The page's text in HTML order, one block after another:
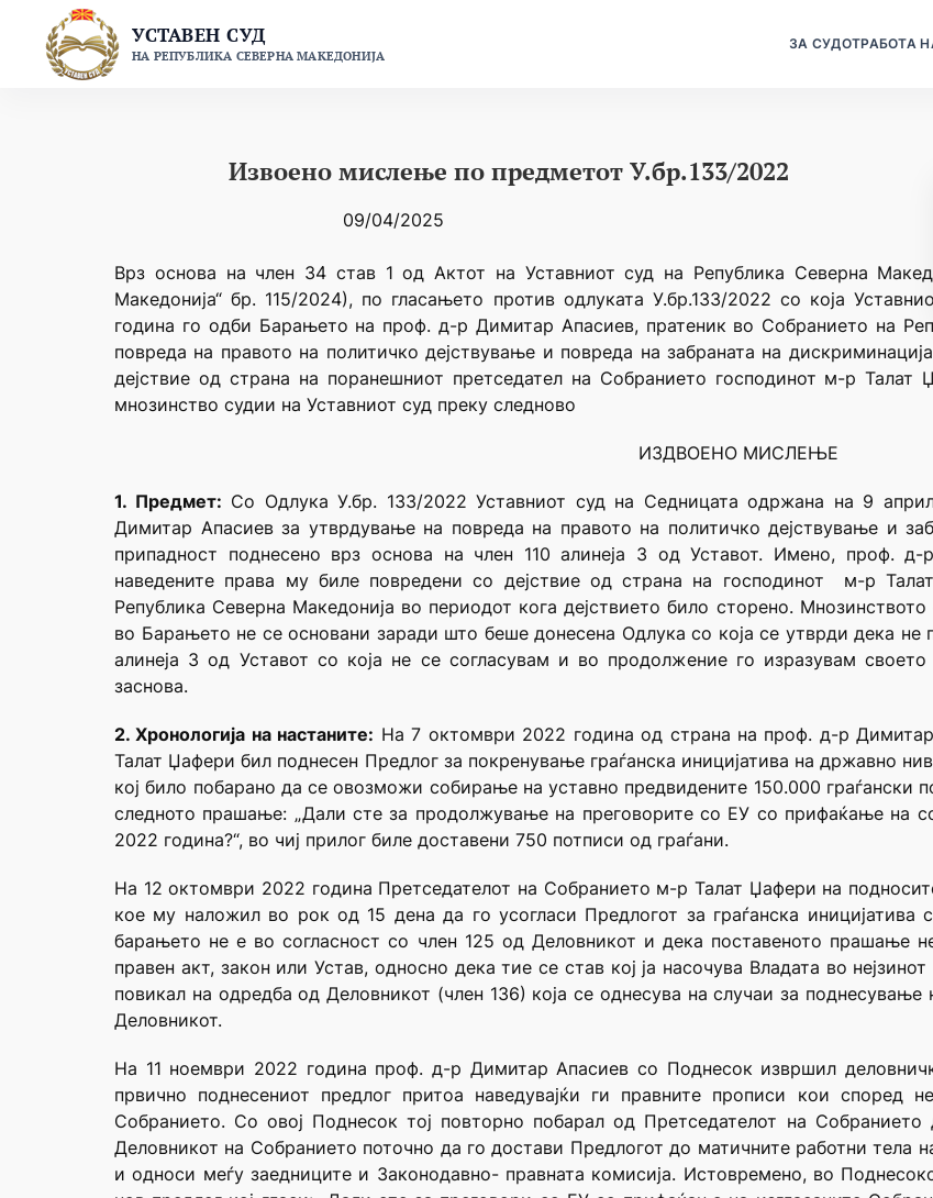
content
УСТАВЕН СУД
НА РЕПУБЛИКА СЕВЕРНА МАКЕДОНИЈА
ЗА СУДОТРАБОТА
Извоено мислење по предметот У.бр.133/2022
09/04/2025
Врз основа на член 34 став 1 од Актот на Уставниот суд на Република Северна
Македонија“ бр. 115/2024), по гласањето против одлуката У.бр.133/2022 со која
година го одби Барањето на проф. д-р Димитар Апасиев, пратеник во Собранието на
повреда на правото на политичко дејствување и повреда на забраната на
дејствие од страна на поранешниот претседател на Собранието господинот м-р Талат
мнозинство судии на Уставниот суд преку следново
ИЗДВОЕНО МИСЛЕЊЕ
1. Предмет: Со Одлука У.бр. 133/2022 Уставниот суд на Седницата одржана на 9
Димитар Апасиев за утврдување на повреда на правото на политичко дејствување и
припадност поднесено врз основа на член 110 алинеја 3 од Уставот. Имено, проф.
наведените права му биле повредени со дејствие од страна на господинот м-р
Република Северна Македонија во периодот кога дејствието било сторено.
во Барањето не се основани заради што беше донесена Одлука со која се утврди дека не
алинеја 3 од Уставот со која не се согласувам и во продолжение го изразувам
заснова.
2. Хронологија на настаните: На 7 октомври 2022 година од страна на проф. д-р
Талат Џафери бил поднесен Предлог за покренување граѓанска иницијатива на државно
кој било побарано да се овозможи собирање на уставно предвидените 150.000 граѓански
следното прашање: „Дали сте за продолжување на преговорите со ЕУ со прифаќање на
2022 година?“, во чиј прилог биле доставени 750 потписи од граѓани.
На 12 октомври 2022 година Претседателот на Собранието м-р Талат Џафери на
кое му наложил во рок од 15 дена да го усогласи Предлогот за граѓанска иницијатива
барањето не е во согласност со член 125 од Деловникот и дека поставеното прашање
правен акт, закон или Устав, односно дека тие се став кој ја насочува Владата во
повикал на одредба од Деловникот (член 136) која се однесува на случаи за поднесување
Деловникот.
На 11 ноември 2022 година проф. д-р Димитар Апасиев со Поднесок извршил
првично поднесениот предлог притоа наведувајќи ги правните прописи кои според
Собранието. Со овој Поднесок тој повторно побарал од Претседателот на
Деловникот на Собранието поточно да го достави Предлогот до матичните работни тела
и односи меѓу заедниците и Законодавно- правната комисија. Истовремено, во